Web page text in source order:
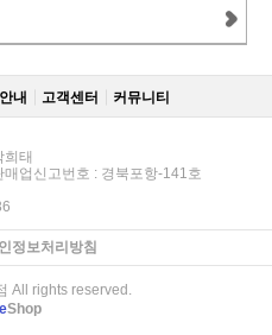
내 고객센터 커뮤니티
태
업신고번호 : 경북포항-141호
정보처리방침
All rights reserved.
Shop